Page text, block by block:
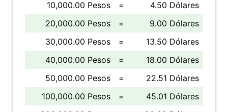
10,000.00 Pesos
=
4.50 Dólares
20,000.00 Pesos
=
9.00 Dólares
30,000.00 Pesos
=
13.50 Dólares
40,000.00 Pesos
=
18.00 Dólares
50,000.00 Pesos
=
22.51 Dólares
100,000.00 Pesos
=
45.01 Dólares